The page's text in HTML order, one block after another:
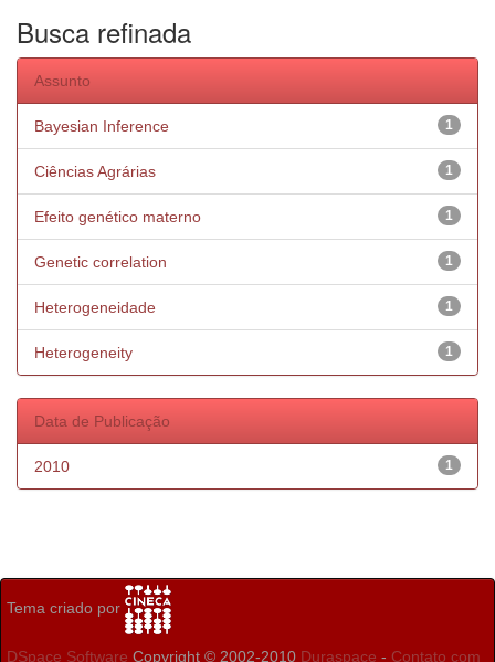
Busca refinada
Assunto
1
Bayesian Inference
1
Ciências Agrárias
1
Efeito genético materno
1
Genetic correlation
1
Heterogeneidade
1
Heterogeneity
Data de Publicação
1
2010
Tema criado por
DSpace Software Copyright © 2002-2010 Duraspace - Contato com